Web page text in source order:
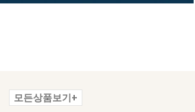
모든상품보기+